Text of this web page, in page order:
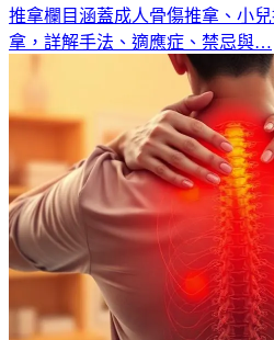
推拿欄目涵蓋成人骨傷推拿、小
拿，詳解手法、適應症、禁忌與…